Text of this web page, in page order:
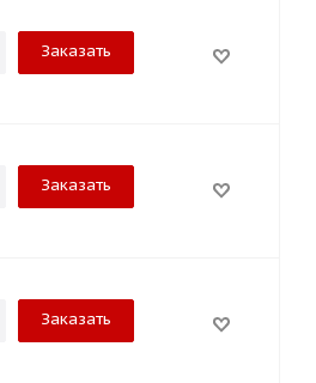
Заказать
Заказать
Заказать